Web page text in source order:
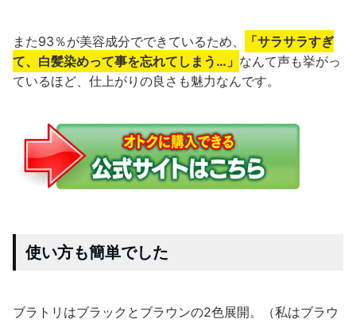
また93％が美容成分でできているため、
「サラサラすぎ
て、白髪染めって事を忘れてしまう…」 なんて声も挙がっ
ているほど、仕上がりの良さも魅力なんです。
使い方も簡単でした
ブラトリはブラックとブラウンの2色展開。（私はブラウ